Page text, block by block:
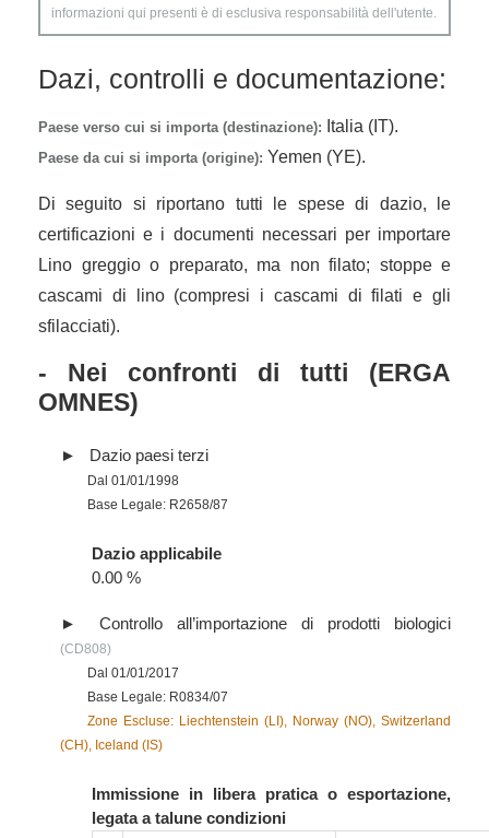
informazioni qui presenti è di esclusiva responsabilità dell'utente.
Dazi, controlli e documentazione:
Paese verso cui si importa (destinazione): Italia (IT).
Paese da cui si importa (origine): Yemen (YE).
Di seguito si riportano tutti le spese di dazio, le
certificazioni e i documenti necessari per importare
Lino greggio o preparato, ma non filato; stoppe e
cascami di lino (compresi i cascami di filati e gli
sfilacciati).
- Nei confronti di tutti (ERGA
OMNES)
Dazio paesi terzi
Dal 01/01/1998
Base Legale: R2658/87
Dazio applicabile
0.00 %
Controllo all’importazione di prodotti biologici
(CD808)
Dal 01/01/2017
Base Legale: R0834/07
Zone Escluse: Liechtenstein (LI), Norway (NO), Switzerland
(CH), Iceland (IS)
Immissione in libera pratica o esportazione,
legata a talune condizioni